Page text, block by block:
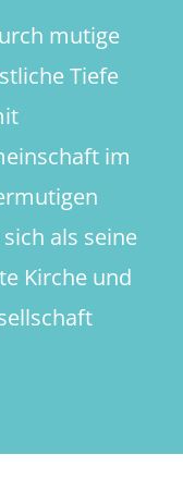
mutige
Tiefe
im
als seine
Kirche und